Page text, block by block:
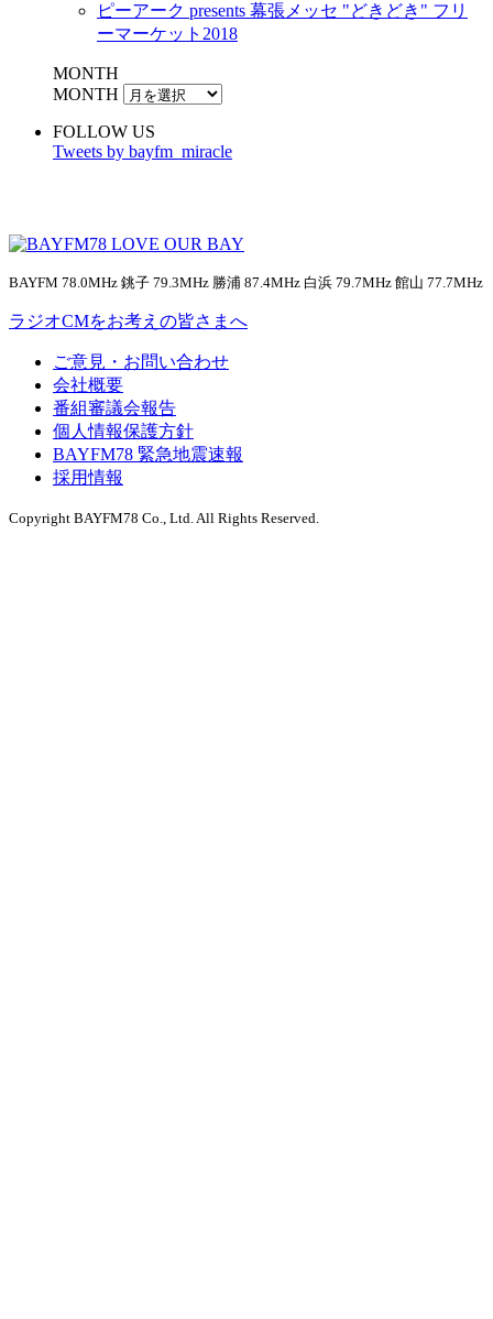
ピーアーク presents 幕張メッセ "どきどき" フリ
ーマーケット2018
MONTH
MONTH
FOLLOW US
Tweets by bayfm_miracle
BAYFM 78.0MHz 銚子 79.3MHz 勝浦 87.4MHz 白浜 79.7MHz 館山 77.7MHz
ラジオCMをお考えの皆さまへ
ご意見・お問い合わせ
会社概要
番組審議会報告
個人情報保護方針
BAYFM78 緊急地震速報
採用情報
Copyright BAYFM78 Co., Ltd. All Rights Reserved.